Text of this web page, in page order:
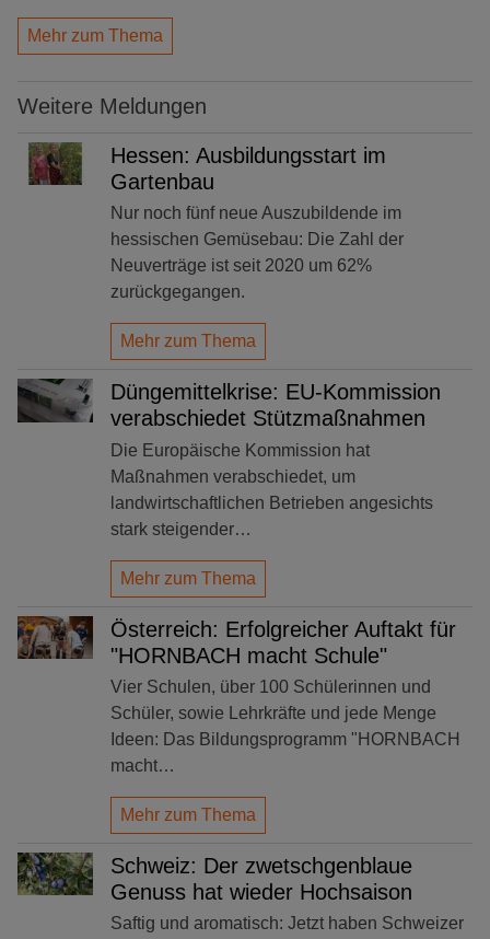
Mehr zum Thema
Weitere Meldungen
Hessen: Ausbildungsstart im
Gartenbau
Nur noch fünf neue Auszubildende im
hessischen Gemüsebau: Die Zahl der
Neuverträge ist seit 2020 um 62%
zurückgegangen.
Mehr zum Thema
Düngemittelkrise: EU-Kommission
verabschiedet Stützmaßnahmen
Die Europäische Kommission hat
Maßnahmen verabschiedet, um
landwirtschaftlichen Betrieben angesichts
stark steigender…
Mehr zum Thema
Österreich: Erfolgreicher Auftakt für
"HORNBACH macht Schule"
Vier Schulen, über 100 Schülerinnen und
Schüler, sowie Lehrkräfte und jede Menge
Ideen: Das Bildungsprogramm "HORNBACH
macht…
Mehr zum Thema
Schweiz: Der zwetschgenblaue
Genuss hat wieder Hochsaison
Saftig und aromatisch: Jetzt haben Schweizer